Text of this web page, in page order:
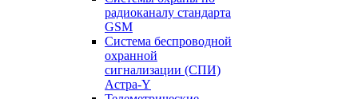
радиоканалу стандарта
GSM
Система беспроводной
охранной
сигнализации (СПИ)
Астра-Y